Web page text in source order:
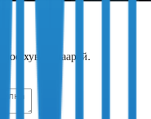
хуваалцаарай.